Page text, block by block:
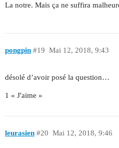
La notre. Mais ça ne suffira
pongpin Mai 12, 2018, 9:43
#19
désolé d’avoir posé la question…
1 « J'aime »
leurasien Mai 12, 2018, 9:46
#20